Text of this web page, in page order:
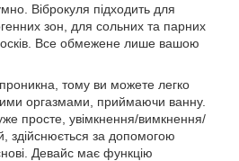
Віброкуля підходить для
зон, для сольних та парних
Все обмежене лише вашою
тому ви можете легко
оргазмами, приймаючи ванну.
просте, увімкнення/вимкнення/
здійснюється за допомогою
Девайс має функцію